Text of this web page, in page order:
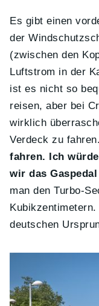
Es gibt einen
der
(zwischen den
Luftstrom in der
ist es nicht so
reisen, aber bei
wirklich
Verdeck zu fahren.
fahren. Ich
wir das
man den Turbo-
deutschen